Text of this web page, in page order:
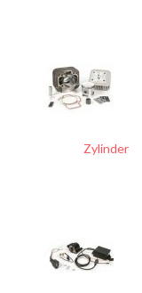
Zylinder